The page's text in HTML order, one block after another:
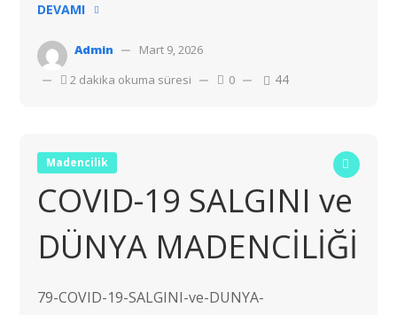
DEVAMI
Admin
Mart 9, 2026
2 dakika okuma süresi
0 44
Madencilik
COVID-19 SALGINI ve
DÜNYA MADENCİLİĞİ
79-COVID-19-SALGINI-ve-DUNYA-